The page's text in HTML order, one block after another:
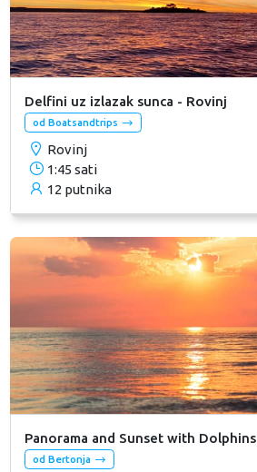
Delfini uz izlazak sunca - Rovinj
od Boatsandtrips
Rovinj
1:45 sati
12 putnika
Panorama and Sunset with Dolphins
od Bertonja